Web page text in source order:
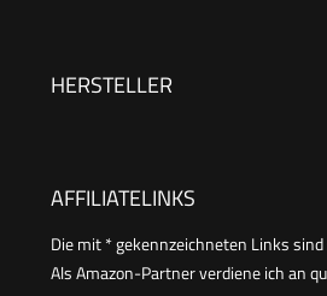
Live-Streaming Videoanruf
HERSTELLER
AFFILIATELINKS
Die mit * gekennzeichneten Links
Als Amazon-Partner verdiene ich an